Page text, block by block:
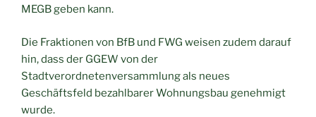
MEGB geben kann.
Die Fraktionen von BfB und FWG weisen zudem darauf
hin, dass der GGEW von der
Stadtverordnetenversammlung als neues
Geschäftsfeld bezahlbarer Wohnungsbau genehmigt
wurde.